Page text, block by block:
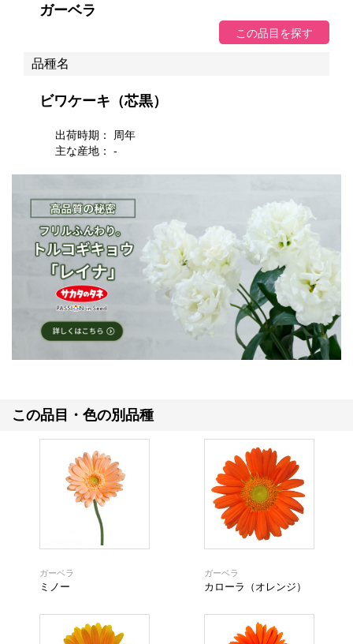
ガーベラ
品種名
ビワケーキ（芯黒）
出荷時期： 周年
主な産地： -
この品目・色の別品種
ガーベラ
ミノー
ガーベラ
カローラ（オレンジ）